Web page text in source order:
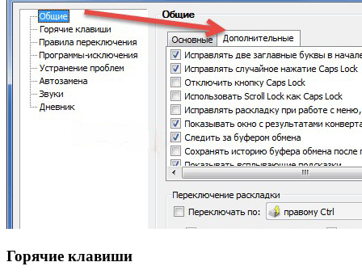
Горячие клавиши